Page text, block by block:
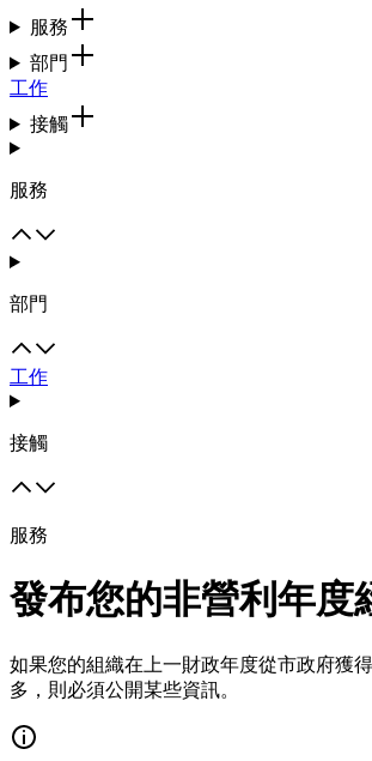
服務
部門
工作
接觸
服務
部門
工作
接觸
服務
發布您的非營利年度
如果您的組織在上一財政年度從市政府獲
多，則必須公開某些資訊。